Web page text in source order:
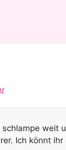
weit
Ich könnt